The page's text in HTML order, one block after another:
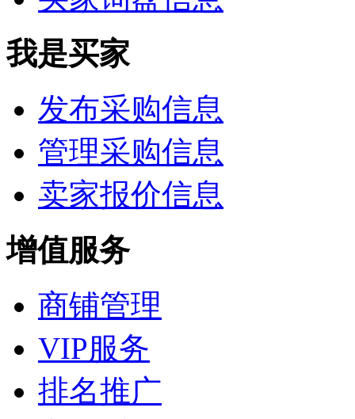
我是买家
发布采购信息
管理采购信息
卖家报价信息
增值服务
商铺管理
VIP服务
排名推广